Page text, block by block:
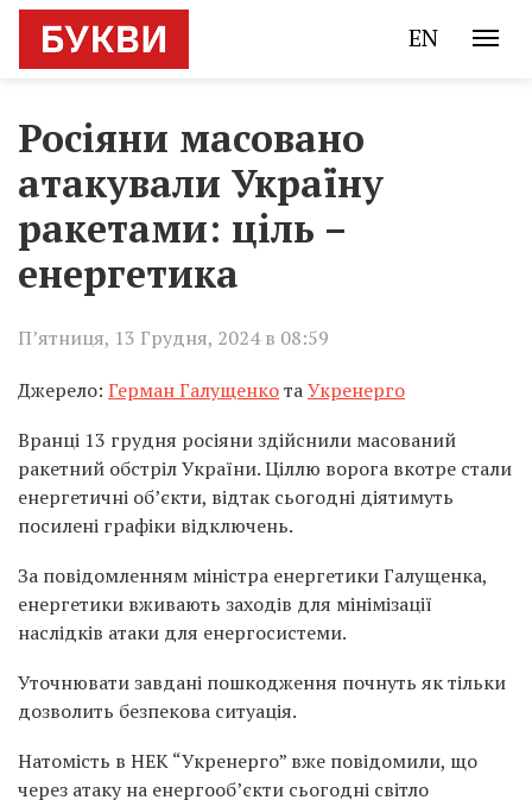
EN
Росіяни масовано
атакували Україну
ракетами: ціль –
енергетика
П’ятниця, 13 Грудня, 2024 в 08:59
Джерело: Герман ГалущенкотаУкренерго
Вранці 13 грудня росіяни здійснили масований
ракетний обстріл України. Ціллю ворога вкотре стали
енергетичні об’єкти, відтак сьогодні діятимуть
посилені графіки відключень.
За повідомленням міністра енергетики Галущенка,
енергетики вживають заходів для мінімізації
наслідків атаки для енергосистеми.
Уточнювати завдані пошкодження почнуть як тільки
дозволить безпекова ситуація.
Натомість в НЕК “Укренерго” вже повідомили, що
через атаку на енергооб’єкти сьогодні світло